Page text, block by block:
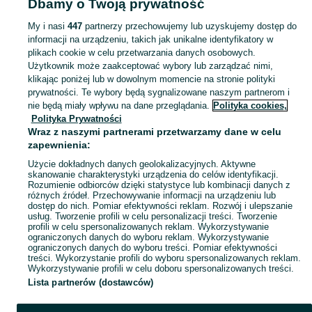
Popularne wyszukiwania
wynajem altanka sprinter wynajem ładowarki laweta
Skorzystaj z największego serwisu ogłoszeniowego - Chełm i okolice! - kupuj lub sprzedawaj jeszcze wygodniej w kategorii Wypożyczalnia! Zobacz
Mapa kategorii
Mapa miejscowości
Mapa ministron
Popularne wyszukiwania
Dbamy o Twoją prywatność
My i nasi 447partnerzy przechowujemy lub uzyskujemy dostęp do
informacji na urządzeniu, takich jak unikalne identyfikatory w
plikach cookie w celu przetwarzania danych osobowych.
Użytkownik może zaakceptować wybory lub zarządzać nimi,
klikając poniżej lub w dowolnym momencie na stronie polityki
prywatności. Te wybory będą sygnalizowane naszym partnerom i
nie będą miały wpływu na dane przeglądania. Polityka cookies,
Polityka Prywatności
Wraz z naszymi partnerami przetwarzamy dane w celu
zapewnienia:
Użycie dokładnych danych geolokalizacyjnych. Aktywne
skanowanie charakterystyki urządzenia do celów identyfikacji.
Rozumienie odbiorców dzięki statystyce lub kombinacji danych z
różnych źródeł. Przechowywanie informacji na urządzeniu lub
dostęp do nich. Pomiar efektywności reklam. Rozwój i ulepszanie
usług. Tworzenie profili w celu personalizacji treści. Tworzenie
profili w celu spersonalizowanych reklam. Wykorzystywanie
ograniczonych danych do wyboru reklam. Wykorzystywanie
ograniczonych danych do wyboru treści. Pomiar efektywności
treści. Wykorzystanie profili do wyboru spersonalizowanych reklam.
Wykorzystywanie profili w celu doboru spersonalizowanych treści.
Lista partnerów (dostawców)